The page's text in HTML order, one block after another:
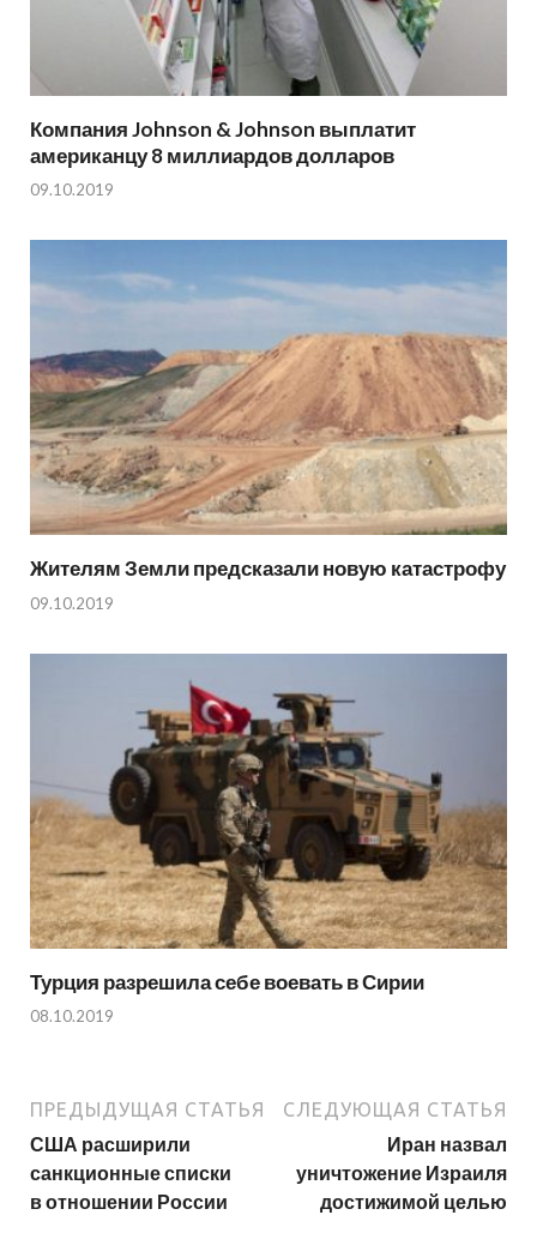
Компания Johnson & Johnson выплатит
американцу 8 миллиардов долларов
09.10.2019
Жителям Земли предсказали новую катастрофу
09.10.2019
Турция разрешила себе воевать в Сирии
08.10.2019
ПРЕДЫДУЩАЯ СТАТЬЯ
США расширили
санкционные списки
в отношении России
СЛЕДУЮЩАЯ СТАТЬЯ
Иран назвал
уничтожение Израиля
достижимой целью